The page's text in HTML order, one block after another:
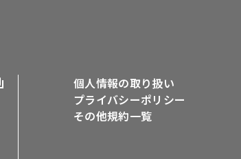
個人情報の取り扱い
プライバシーポリシー
その他規約一覧